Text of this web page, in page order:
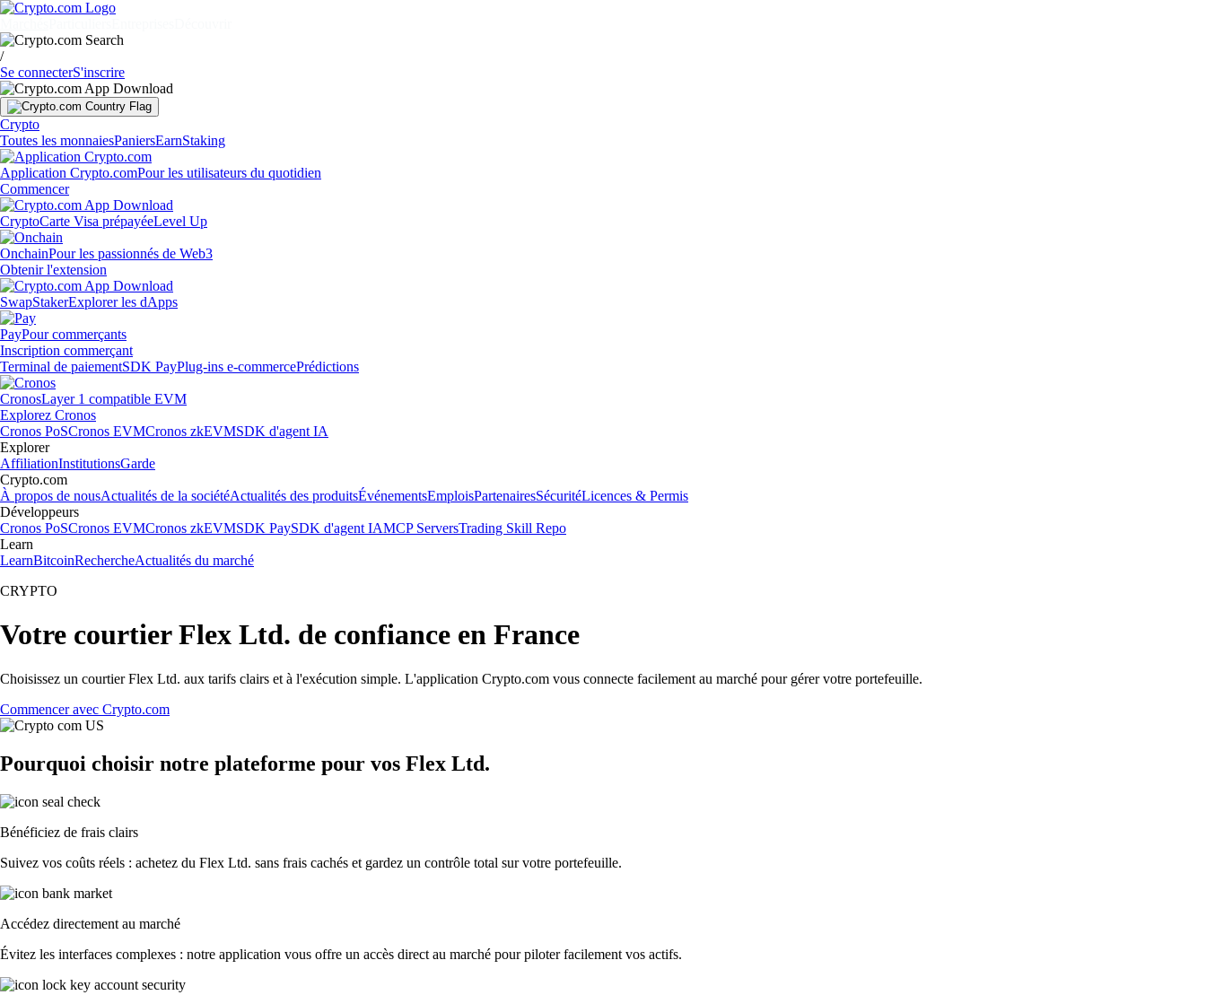
/
Se connecterS'inscrire
Crypto
Toutes les monnaiesPaniersEarnStaking
Application Crypto.comPour les utilisateurs du quotidien
Commencer
CryptoCarte Visa prépayéeLevel Up
OnchainPour les passionnés de Web3
Obtenir l'extension
SwapStakerExplorer les dApps
PayPour commerçants
Inscription commerçant
Terminal de paiementSDK PayPlug-ins e-commercePrédictions
CronosLayer 1 compatible EVM
Explorez Cronos
Cronos PoSCronos EVMCronos zkEVMSDK d'agent IA
Explorer
AffiliationInstitutionsGarde
Crypto.com
À propos de nousActualités de la sociétéActualités des produitsÉvénementsEmploisPartenairesSécuritéLicences & Permis
Développeurs
Cronos PoSCronos EVMCronos zkEVMSDK PaySDK d'agent IAMCP ServersTrading Skill Repo
Learn
LearnBitcoinRechercheActualités du marché
CRYPTO
Votre courtier Flex Ltd. de confiance en France
Choisissez un courtier Flex Ltd. aux tarifs clairs et à l'exécution simple. L'application Crypto.com vous connecte facilement au marché pour gérer votre portefeuille.
Commencer avec Crypto.com
Pourquoi choisir notre plateforme pour vos Flex Ltd.
Bénéficiez de frais clairs
Suivez vos coûts réels : achetez du Flex Ltd. sans frais cachés et gardez un contrôle total sur votre portefeuille.
Accédez directement au marché
Évitez les interfaces complexes : notre application vous offre un accès direct au marché pour piloter facilement vos actifs.